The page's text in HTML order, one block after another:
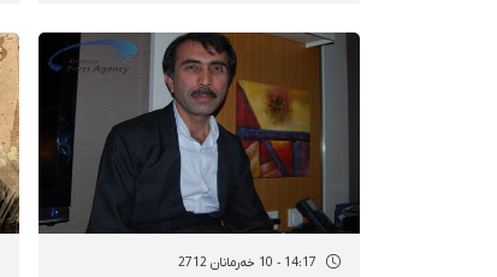
14:17 - 10 خەرمانان 2712